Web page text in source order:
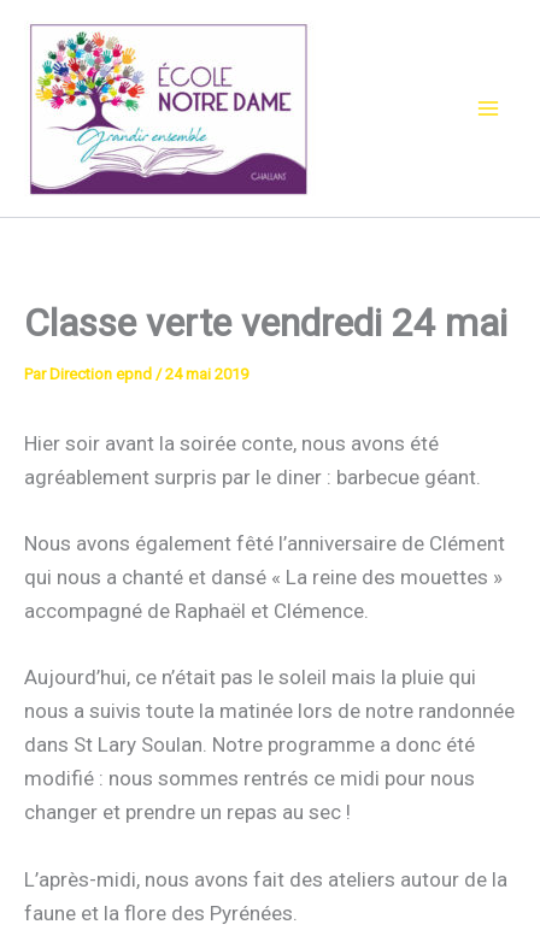
contenu
Classe verte vendredi 24 mai
Par Direction epnd /24 mai 2019
Hier soir avant la soirée conte, nous avons été
agréablement surpris par le diner : barbecue géant.
Nous avons également fêté l’anniversaire de Clément
qui nous a chanté et dansé « La reine des mouettes »
accompagné de Raphaël et Clémence.
Aujourd’hui, ce n’était pas le soleil mais la pluie qui
nous a suivis toute la matinée lors de notre randonnée
dans St Lary Soulan. Notre programme a donc été
modifié : nous sommes rentrés ce midi pour nous
changer et prendre un repas au sec !
L’après-midi, nous avons fait des ateliers autour de la
faune et la flore des Pyrénées.